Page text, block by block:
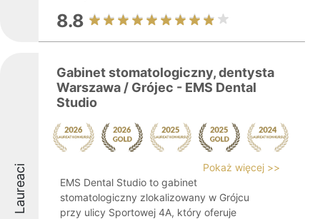
8.8
Laureaci
Gabinet stomatologiczny, dentysta
Warszawa / Grójec - EMS Dental
Studio
Pokaż więcej >>
EMS Dental Studio to gabinet
stomatologiczny zlokalizowany w Grójcu
przy ulicy Sportowej 4A, który oferuje